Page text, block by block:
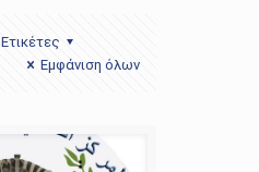
Ετικέτες
Εμφάνιση όλων